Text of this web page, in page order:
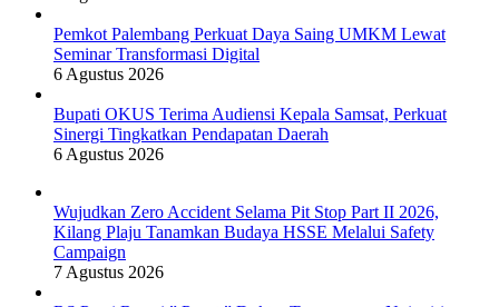
Pemkot Palembang Perkuat Daya Saing UMKM Lewat
Seminar Transformasi Digital
6 Agustus 2026
Bupati OKUS Terima Audiensi Kepala Samsat, Perkuat
Sinergi Tingkatkan Pendapatan Daerah
6 Agustus 2026
Wujudkan Zero Accident Selama Pit Stop Part II 2026,
Kilang Plaju Tanamkan Budaya HSSE Melalui Safety
Campaign
7 Agustus 2026